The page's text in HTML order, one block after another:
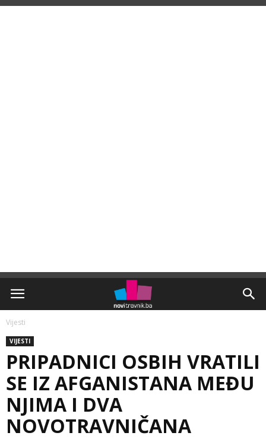
Vijesti
VIJESTI
PRIPADNICI OSBIH VRATILI
SE IZ AFGANISTANA MEĐU
NJIMA I DVA
NOVOTRAVNIČANA